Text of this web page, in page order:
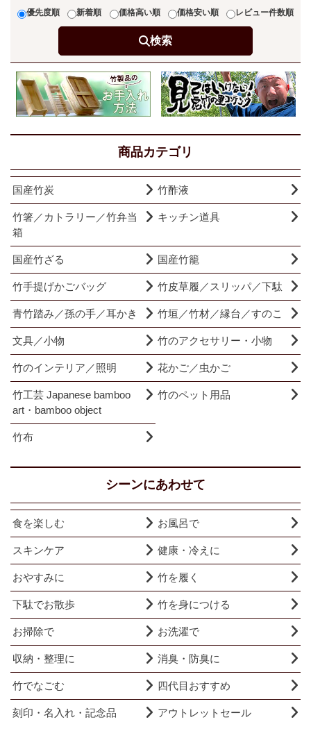
優先度順 新着順 価格高い順 価格安い順 レビュー件数順
検索
商品カテゴリ
国産竹炭 竹酢液
竹箸／カトラリー／竹弁当
箱
キッチン道具
国産竹ざる 国産竹籠
竹手提げかごバッグ 竹皮草履／スリッパ／下駄
青竹踏み／孫の手／耳かき 竹垣／竹材／縁台／すのこ
文具／小物 竹のアクセサリー・小物
竹のインテリア／照明 花かご／虫かご
竹工芸 Japanese bamboo
art・bamboo object
竹のペット用品
竹布
シーンにあわせて
食を楽しむ お風呂で
スキンケア 健康・冷えに
おやすみに 竹を履く
下駄でお散歩 竹を身につける
お掃除で お洗濯で
収納・整理に 消臭・防臭に
竹でなごむ 四代目おすすめ
刻印・名入れ・記念品 アウトレットセール